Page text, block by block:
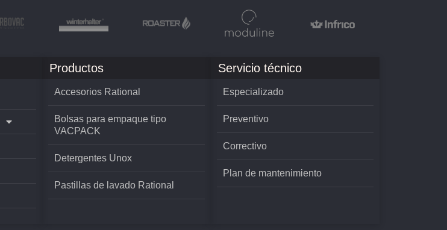
Productos
Accesorios Rational
Bolsas para empaque tipo
VACPACK
Detergentes Unox
Pastillas de lavado Rational
Servicio técnico
Especializado
Preventivo
Correctivo
Plan de mantenimiento